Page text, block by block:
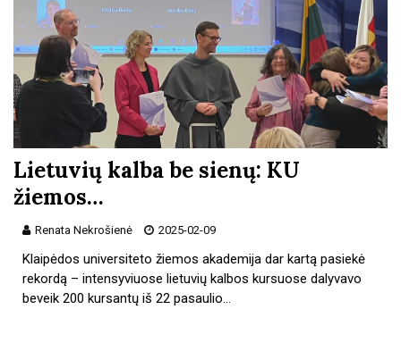
Lietuvių kalba be sienų: KU
žiemos…
Renata Nekrošienė 2025-02-09
Klaipėdos universiteto žiemos akademija dar kartą pasiekė
rekordą – intensyviuose lietuvių kalbos kursuose dalyvavo
beveik 200 kursantų iš 22 pasaulio…